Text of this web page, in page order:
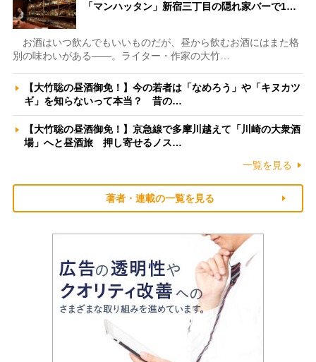
「マンハッタン」新宿三丁目の隠れ家バーで1…
お酒はいつ飲んでもいいものだが、昼から飲むお酒にはまた格
別の味わいがある――。ライター・作家の大竹…
【大竹聡の昼酒御免！】今の若者は「なめろう」や「キヌカツ
ギ」を知らないって本当？ 昔の…
【大竹聡の昼酒御免！】京急線で多摩川越えて「川崎の大衆酒
場」へと昼酒旅 押し寄せるノス…
一覧を見る
著者・連載の一覧を見る